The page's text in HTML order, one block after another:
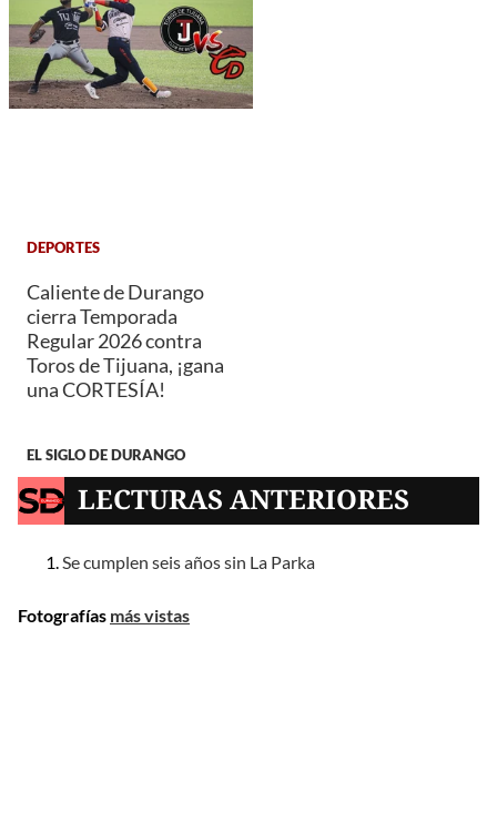
DEPORTES
Caliente de Durango
cierra Temporada
Regular 2026 contra
Toros de Tijuana, ¡gana
una CORTESÍA!
EL SIGLO DE DURANGO
LECTURAS ANTERIORES
Se cumplen seis años sin La Parka
Fotografías más vistas